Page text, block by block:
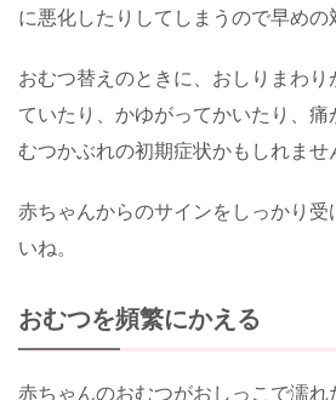
に悪化したりしてしまうので早めの
おむつ替えのときに、おしりまわり
ていたり、かゆがってかいたり、
むつかぶれの初期症状かもしれませ
赤ちゃんからのサインをしっかり受
いね。
おむつを頻繁にかえる
赤ちゃんのおむつがおしっこで濡れ